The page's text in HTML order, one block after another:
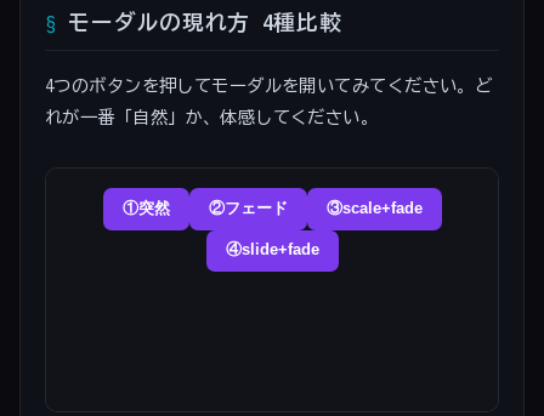
モーダルの現れ方 4種比較
4つのボタンを押してモーダルを開いてみてください。ど
れが一番「自然」か、体感してください。